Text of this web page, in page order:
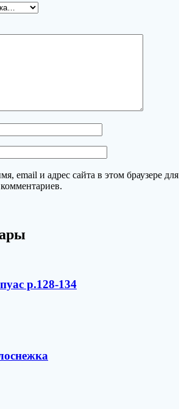
email и адрес сайта в этом браузере для
р.128-134